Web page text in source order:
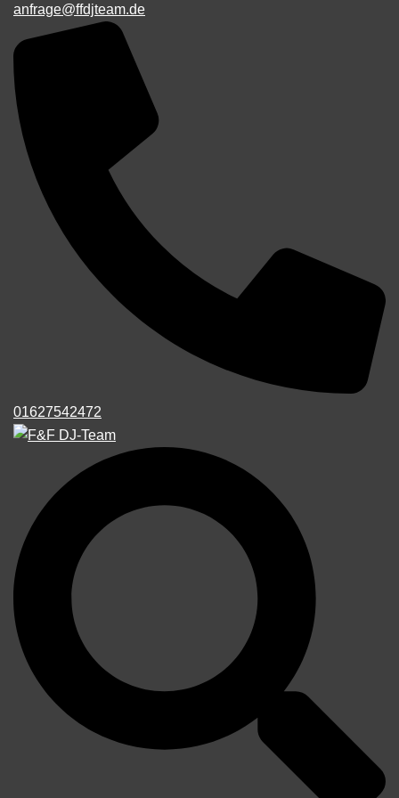
anfrage@ffdjteam.de
01627542472